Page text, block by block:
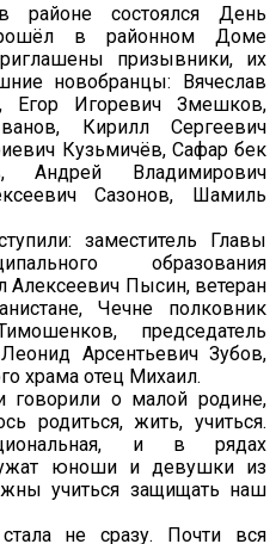
районе состоялся День
в районном Доме
призывники, их
новобранцы: Вячеслав
Егор Игоревич Змешков,
Кирилл Сергеевич
Кузьмичёв, Сафар бек
Андрей Владимирович
Сазонов, Шамиль
заместитель Главы
образования
Алексеевич Пысин, ветеран
Чечне полковник
председатель
Арсентьевич Зубов,
храма отец Михаил.
говорили о малой родине,
родиться, жить, учиться.
и в рядах
юноши и девушки из
учиться защищать наш
не сразу. Почти вся